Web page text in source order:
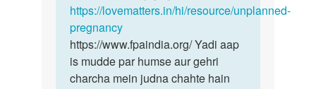
https://lovematters.in/hi/resource/unplanned-
pregnancy
https://www.fpaindia.org/ Yadi aap
is mudde par humse aur gehri
charcha mein judna chahte hain